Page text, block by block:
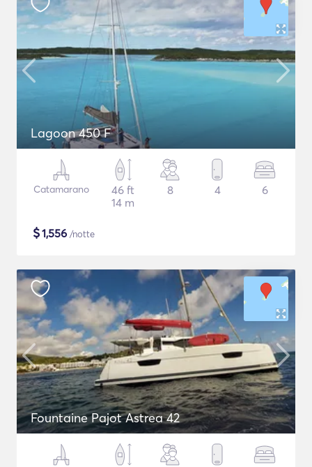
Lagoon 450 F
Catamarano
46 ft
14 m
8 4 6
$1,556 /notte
Fountaine Pajot Astrea 42